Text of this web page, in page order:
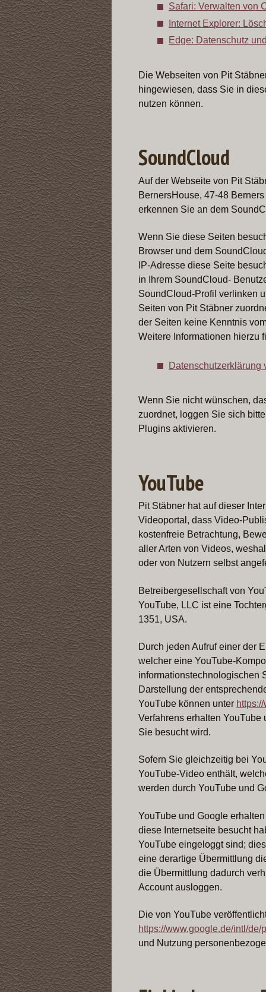
Safari: Verwalten von
Internet Explorer:
Edge: Datenschutz
Die Webseiten von Pit
hingewiesen, dass Sie in
nutzen können.
SoundCloud
Auf der Webseite von Pit
BernersHouse, 47-48
erkennen Sie an dem
Wenn Sie diese Seiten
Browser und dem
IP-Adresse diese Seite
in Ihrem SoundCloud-
SoundCloud-Profil verlinken
Seiten von Pit Stäbner
der Seiten keine Kenntnis
Weitere Informationen hierzu
Datenschutzerklärung
Wenn Sie nicht wünschen,
zuordnet, loggen Sie sich
Plugins aktivieren.
YouTube
Pit Stäbner hat auf dieser
Videoportal, dass Video-
kostenfreie Betrachtung,
aller Arten von Videos,
oder von Nutzern selbst
Betreibergesellschaft von
YouTube, LLC ist eine
1351, USA.
Durch jeden Aufruf einer der
welcher eine YouTube-
informationstechnologischen
Darstellung der
YouTube können unter
Verfahrens erhalten
Sie besucht wird.
Sofern Sie gleichzeitig bei
YouTube-Video enthält,
werden durch YouTube und
YouTube und Google
diese Internetseite besucht
YouTube eingeloggt sind;
eine derartige Übermittlung
die Übermittlung dadurch
Account ausloggen.
Die von YouTube
https://www.google.de/intl/de/
und Nutzung